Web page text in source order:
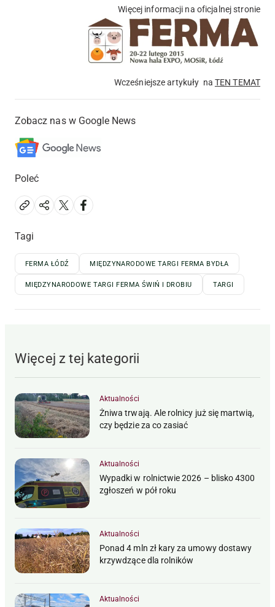
Więcej informacji na oficjalnej stronie
Wcześniejsze artykuły na TEN TEMAT
Zobacz nas w Google News
Poleć
Tagi
FERMA ŁÓDŹ MIĘDZYNARODOWE TARGI FERMA BYDŁA
MIĘDZYNARODOWE TARGI FERMA ŚWIŃ I DROBIU TARGI
Więcej z tej kategorii
Aktualności
Żniwa trwają. Ale rolnicy już się martwią,
czy będzie za co zasiać
Aktualności
Wypadki w rolnictwie 2026 – blisko 4300
zgłoszeń w pół roku
Aktualności
Ponad 4 mln zł kary za umowy dostawy
krzywdzące dla rolników
Aktualności